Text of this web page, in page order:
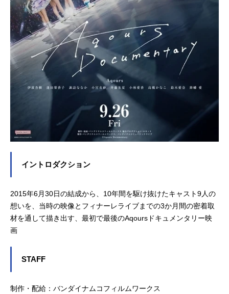
イントロダクション
2015年6月30日の結成から、10年間を駆け抜けたキャスト9人の
想いを、当時の映像とフィナーレライブまでの3か月間の密着取
材を通して描き出す、最初で最後のAqoursドキュメンタリー映
画
STAFF
制作・配給：バンダイナムコフィルムワークス